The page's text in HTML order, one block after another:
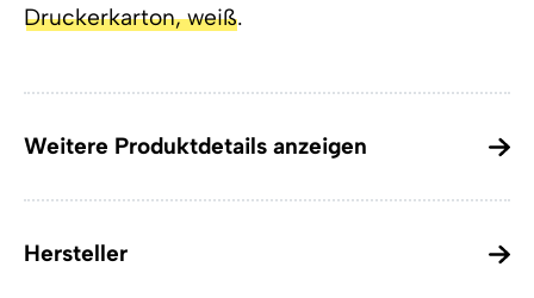
Druckerkarton, weiß.
Weitere Produktdetails anzeigen
Hersteller